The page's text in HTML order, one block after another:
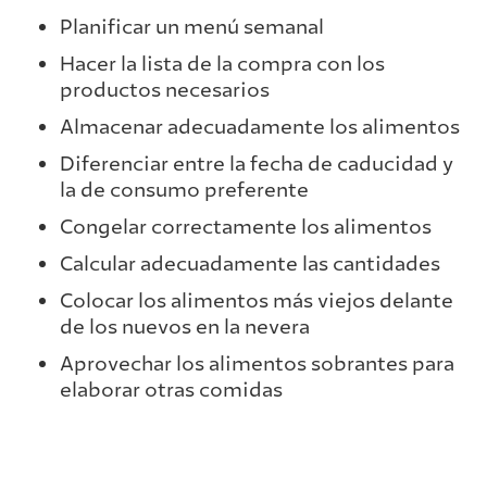
Planificar un menú semanal
Hacer la lista de la compra con los
productos necesarios
Almacenar adecuadamente los alimentos
Diferenciar entre la fecha de caducidad y
la de consumo preferente
Congelar correctamente los alimentos
Calcular adecuadamente las cantidades
Colocar los alimentos más viejos delante
de los nuevos en la nevera
Aprovechar los alimentos sobrantes para
elaborar otras comidas